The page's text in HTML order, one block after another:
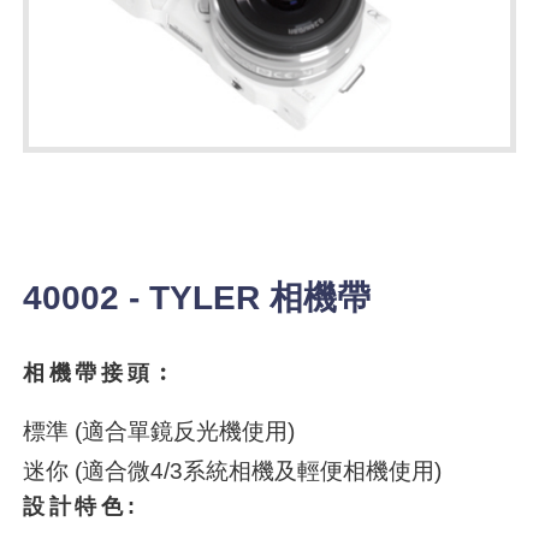
40002 - TYLER 相機帶
相機帶接頭︰
標準 (適合單鏡反光機使用)
迷你 (適合微4/3系統相機及輕便相機使用)
設計特色: